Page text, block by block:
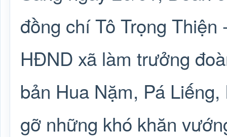
đồng chí Tô Trọng
HĐND xã làm trưởng
bản Hua Nặm, Pá
gỡ những khó khăn